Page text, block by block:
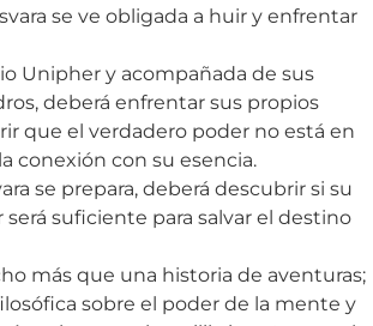
se ve obligada a huir y enfrentar
Unipher y acompañada de sus
deberá enfrentar sus propios
que el verdadero poder no está en
conexión con su esencia.
se prepara, deberá descubrir si su
suficiente para salvar el destino
más que una historia de aventuras;
sobre el poder de la mente y